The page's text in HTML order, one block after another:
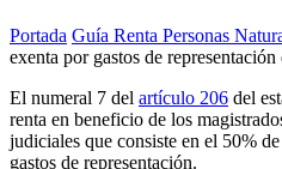
Portada Guía Renta Personas
exenta por gastos de
El numeral 7 del artículo 206 del
renta en beneficio de los
judiciales que consiste en el 50%
gastos de representación.